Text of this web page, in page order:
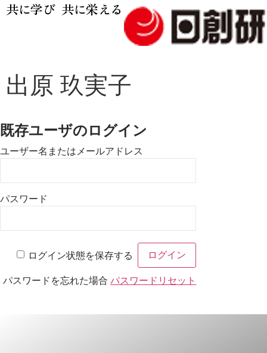
共に学び 共に栄える
出原 玖実子
既存ユーザのログイン
ユーザー名またはメールアドレス
パスワード
ログイン状態を保存する
パスワードを忘れた場合パスワードリセット